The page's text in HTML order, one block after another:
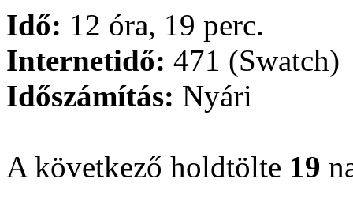
Idő: 12 óra, 19 perc.
Internetidő: 471 (Swatch)
Időszámítás: Nyári
A következő holdtölte 19